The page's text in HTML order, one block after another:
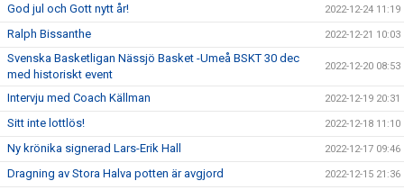
God jul och Gott nytt år! 2022-12-24 11:19
Ralph Bissanthe 2022-12-21 10:03
Svenska Basketligan Nässjö Basket -Umeå BSKT 30 dec
med historiskt event
2022-12-20 08:53
Intervju med Coach Källman 2022-12-19 20:31
Sitt inte lottlös! 2022-12-18 11:10
Ny krönika signerad Lars-Erik Hall 2022-12-17 09:46
Dragning av Stora Halva potten är avgjord 2022-12-15 21:36